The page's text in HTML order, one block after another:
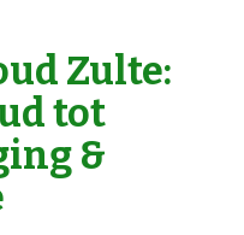
Zulte:
tot
&